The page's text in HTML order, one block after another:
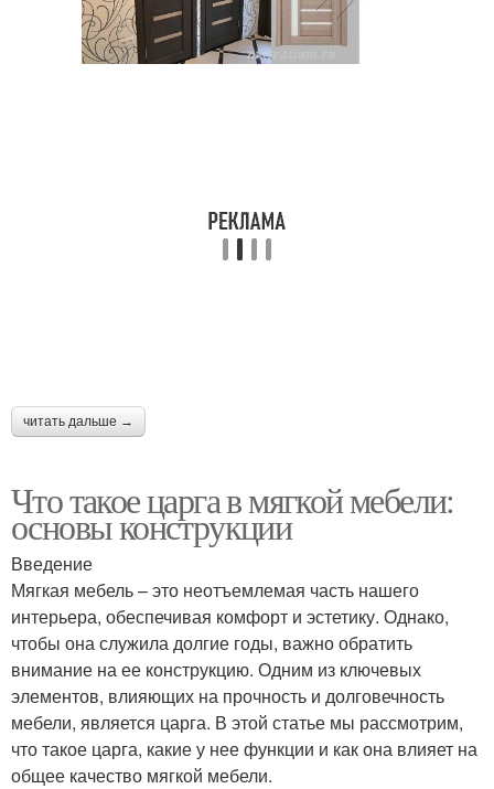
читать дальше →
Что такое царга в мягкой мебели:
основы конструкции
Введение
Мягкая мебель – это неотъемлемая часть нашего
интерьера, обеспечивая комфорт и эстетику. Однако,
чтобы она служила долгие годы, важно обратить
внимание на ее конструкцию. Одним из ключевых
элементов, влияющих на прочность и долговечность
мебели, является царга. В этой статье мы рассмотрим,
что такое царга, какие у нее функции и как она влияет на
общее качество мягкой мебели.